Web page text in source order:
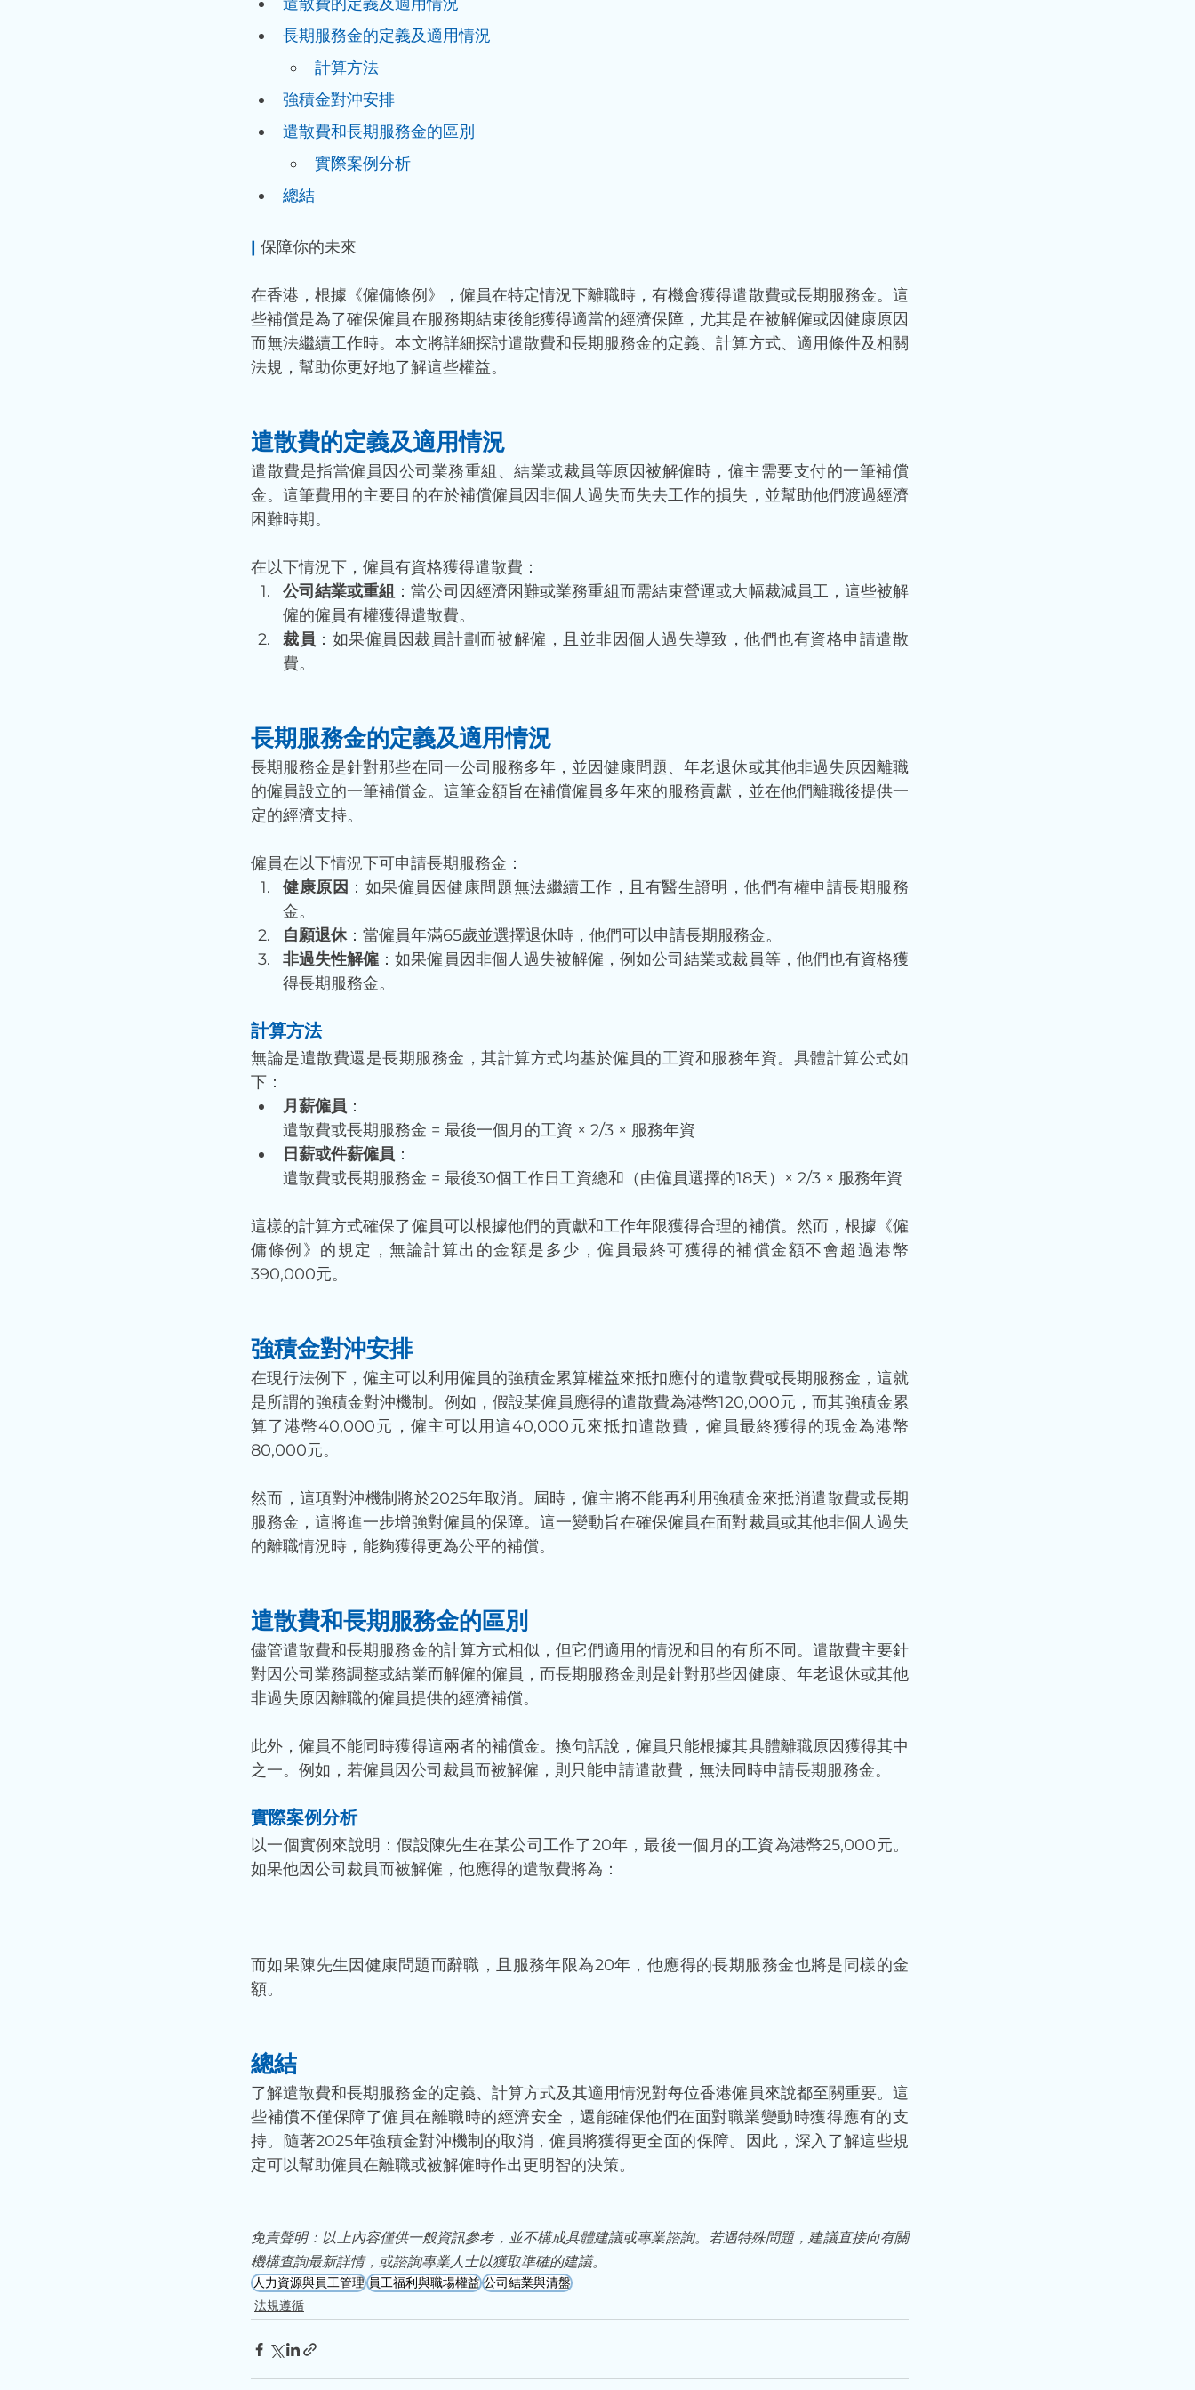
長期服務金的定義及適用情況
計算方法
強積金對沖安排
遣散費和長期服務金的區別
實際案例分析
總結
| 保障你的未來
在香港，根據《僱傭條例》，僱員在特定情況下離職時，有機會獲得遣散費或長期服務金。這
些補償是為了確保僱員在服務期結束後能獲得適當的經濟保障，尤其是在被解僱或因健康原因
而無法繼續工作時。本文將詳細探討遣散費和長期服務金的定義、計算方式、適用條件及相關
法規，幫助你更好地了解這些權益。
遣散費的定義及適用情況
遣散費是指當僱員因公司業務重組、結業或裁員等原因被解僱時，僱主需要支付的一筆補償
金。這筆費用的主要目的在於補償僱員因非個人過失而失去工作的損失，並幫助他們渡過經濟
困難時期。
在以下情況下，僱員有資格獲得遣散費：
公司結業或重組 ：當公司因經濟困難或業務重組而需結束營運或大幅裁減員工，這些被解
僱的僱員有權獲得遣散費。
裁員 ：如果僱員因裁員計劃而被解僱，且並非因個人過失導致，他們也有資格申請遣散
費。
長期服務金的定義及適用情況
長期服務金是針對那些在同一公司服務多年，並因健康問題、年老退休或其他非過失原因離職
的僱員設立的一筆補償金。這筆金額旨在補償僱員多年來的服務貢獻，並在他們離職後提供一
定的經濟支持。
僱員在以下情況下可申請長期服務金：
健康原因 ：如果僱員因健康問題無法繼續工作，且有醫生證明，他們有權申請長期服務
金。
自願退休：當僱員年滿65歲並選擇退休時，他們可以申請長期服務金。
非過失性解僱 ：如果僱員因非個人過失被解僱，例如公司結業或裁員等，他們也有資格獲
得長期服務金。
計算方法
無論是遣散費還是長期服務金，其計算方式均基於僱員的工資和服務年資。具體計算公式如
下：
月薪僱員 ：
遣散費或長期服務金 = 最後一個月的工資 × 2/3 × 服務年資
日薪或件薪僱員 ：
遣散費或長期服務金 = 最後30個工作日工資總和（由僱員選擇的18天）× 2/3 × 服務年資
這樣的計算方式確保了僱員可以根據他們的貢獻和工作年限獲得合理的補償。然而，根據《僱
傭條例》的規定，無論計算出的金額是多少，僱員最終可獲得的補償金額不會超過港幣
390,000元。
強積金對沖安排
在現行法例下，僱主可以利用僱員的強積金累算權益來抵扣應付的遣散費或長期服務金，這就
是所謂的強積金對沖機制。例如，假設某僱員應得的遣散費為港幣120,000元，而其強積金累
算了港幣40,000元，僱主可以用這40,000元來抵扣遣散費，僱員最終獲得的現金為港幣
80,000元。
然而，這項對沖機制將於2025年取消。屆時，僱主將不能再利用強積金來抵消遣散費或長期
服務金，這將進一步增強對僱員的保障。這一變動旨在確保僱員在面對裁員或其他非個人過失
的離職情況時，能夠獲得更為公平的補償。
遣散費和長期服務金的區別
儘管遣散費和長期服務金的計算方式相似，但它們適用的情況和目的有所不同。遣散費主要針
對因公司業務調整或結業而解僱的僱員，而長期服務金則是針對那些因健康、年老退休或其他
非過失原因離職的僱員提供的經濟補償。
此外，僱員不能同時獲得這兩者的補償金。換句話說，僱員只能根據其具體離職原因獲得其中
之一。例如，若僱員因公司裁員而被解僱，則只能申請遣散費，無法同時申請長期服務金。
實際案例分析
以一個實例來說明：假設陳先生在某公司工作了20年，最後一個月的工資為港幣25,000元。
如果他因公司裁員而被解僱，他應得的遣散費將為：
而如果陳先生因健康問題而辭職，且服務年限為20年，他應得的長期服務金也將是同樣的金
額。
總結
了解遣散費和長期服務金的定義、計算方式及其適用情況對每位香港僱員來說都至關重要。這
些補償不僅保障了僱員在離職時的經濟安全，還能確保他們在面對職業變動時獲得應有的支
持。隨著2025年強積金對沖機制的取消，僱員將獲得更全面的保障。因此，深入了解這些規
定可以幫助僱員在離職或被解僱時作出更明智的決策。
免責聲明：以上內容僅供一般資訊參考，並不構成具體建議或專業諮詢。若遇特殊問題，建議直接向有關
機構查詢最新詳情，或諮詢專業人士以獲取準確的建議。
人力資源與員工管理 員工福利與職場權益 公司結業與清盤
法規遵循